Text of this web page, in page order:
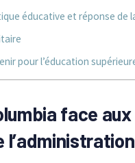
éducative et réponse de
pour l’éducation
face aux